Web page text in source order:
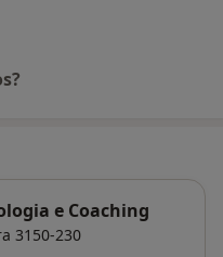
e Coaching
3150-230